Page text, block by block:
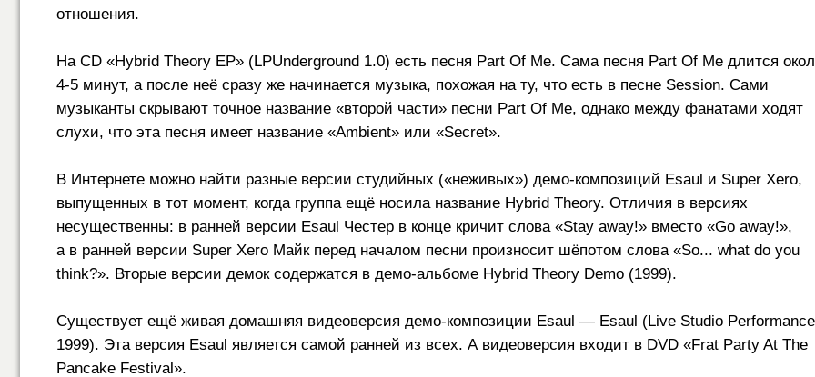
отношения.
На CD «Hybrid Theory EP» (LPUnderground 1.0) есть песня Part Of Me. Сама песня Part Of Me длится
4-5 минут, а после неё сразу же начинается музыка, похожая на ту, что есть в песне Session. Сами
музыканты скрывают точное название «второй части» песни Part Of Me, однако между фанатами ходят
слухи, что эта песня имеет название «Ambient» или «Secret».
В Интернете можно найти разные версии студийных («неживых») демо-композиций Esaul и Super Xero,
выпущенных в тот момент, когда группа ещё носила название Hybrid Theory. Отличия в версиях
несущественны: в ранней версии Esaul Честер в конце кричит слова «Stay away!» вместо «Go away!»,
а в ранней версии Super Xero Майк перед началом песни произносит шёпотом слова «So... what do you
think?». Вторые версии демок содержатся в демо-альбоме Hybrid Theory Demo (1999).
Существует ещё живая домашняя видеоверсия демо-композиции Esaul — Esaul (Live Studio Performance
1999). Эта версия Esaul является самой ранней из всех. А видеоверсия входит в DVD «Frat Party At The
Pancake Festival».